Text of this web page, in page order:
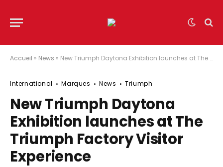
Accueil » News » New Triumph Daytona Exhibition launches at The Triumph Factory Visitor Experience
International Marques News Triumph
New Triumph Daytona
Exhibition launches at The
Triumph Factory Visitor
Experience